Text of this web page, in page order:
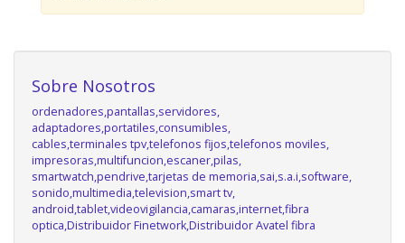
Sobre Nosotros
ordenadores,pantallas,servidores,
adaptadores,portatiles,consumibles,
cables,terminales tpv,telefonos fijos,telefonos moviles,
impresoras,multifuncion,escaner,pilas,
smartwatch,pendrive,tarjetas de memoria,sai,s.a.i,software,
sonido,multimedia,television,smart tv,
android,tablet,videovigilancia,camaras,internet,fibra
optica,Distribuidor Finetwork,Distribuidor Avatel fibra